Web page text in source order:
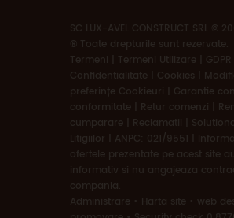
SC LUX-AVEL CONSTRUCT SRL ©
® Toate drepturile sunt rezervate.
Termeni
Termeni Utilizare | GDPR
Confidentialitate | Cookies
preferințe Cookieuri
Garantie
conformitate
Retur comenzi
cumparare
Reclamatii
Litigiilor
ANPC: 021/9551
ofertele prezentate pe acest site
informativ si nu angajeaza
compania.
Administrare • Harta site • web